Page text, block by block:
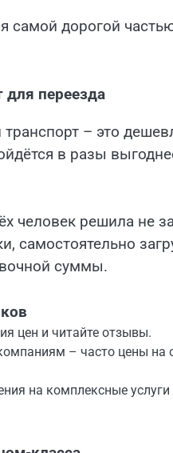
самой дорогой
для переезда
– это
в разы
человек решила не
самостоятельно
суммы.
цен и читайте отзывы.
– часто цены на
на комплексные